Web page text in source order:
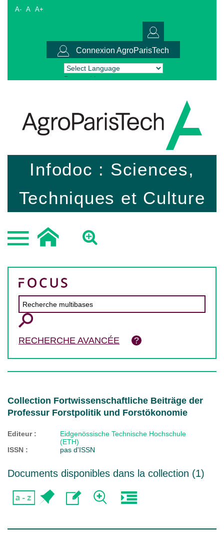
A- A A+
Connexion AgroParisTech
Powered by Translate
Infodoc : Sciences,
Techniques et Culture
RECHERCHE AVANCÉE
Collection Fortwissenschaftliche Beiträge der
Professur Forstpolitik und Forstökonomie
Editeur :
Eidgenössische Technische Hochschule
(ETH)
ISSN :
pas d'ISSN
Documents disponibles dans la collection (1)